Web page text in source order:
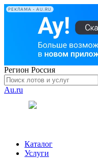
РЕКЛАМА • AU.RU
Регион Россия
Au.ru
Каталог
Услуги